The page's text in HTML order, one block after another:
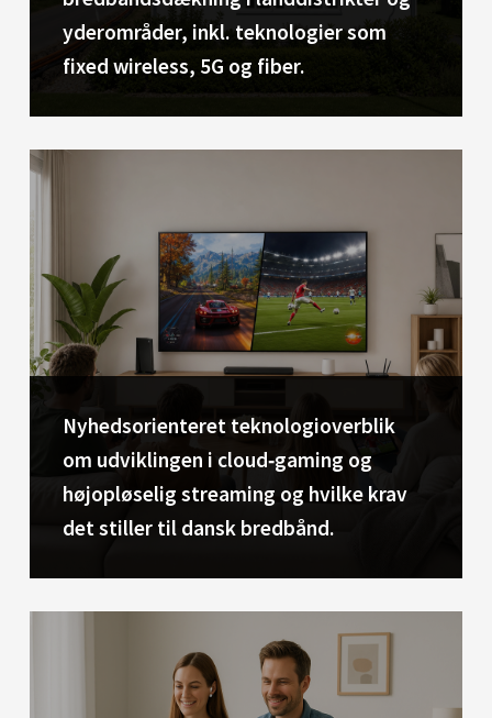
yderområder, inkl. teknologier som
fixed wireless, 5G og fiber.
Nyhedsorienteret teknologioverblik
om udviklingen i cloud‑gaming og
højopløselig streaming og hvilke krav
det stiller til dansk bredbånd.